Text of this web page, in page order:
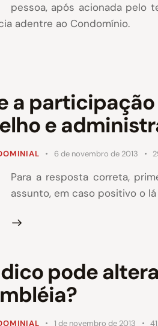
pessoa, após acionada pelo
adentre ao Condomínio.
a
e
6 de novembro de 2013
Para a resposta correta,
assunto, em caso positivo o
pode
1 de novembro de 2013